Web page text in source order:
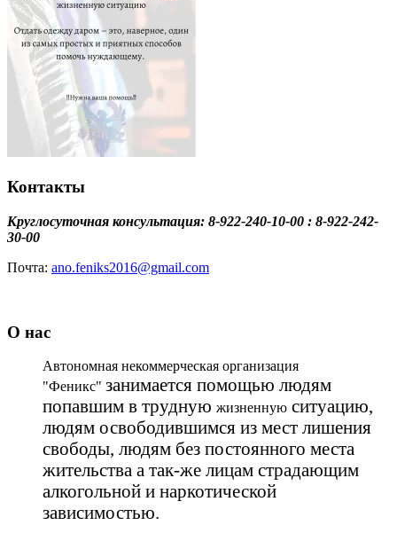
Контакты
Круглосуточная консультация: 8-922-240-10-00 : 8-922-242-
30-00
Почта:
ano.feniks2016@gmail.com
О нас
Автономная некоммерческая организация
"Феникс" занимается помощью людям
попавшим в трудную жизненную ситуацию,
людям освободившимся из мест лишения
свободы, людям без постоянного места
жительства а так-же лицам страдающим
алкогольной и наркотической
зависимостью.